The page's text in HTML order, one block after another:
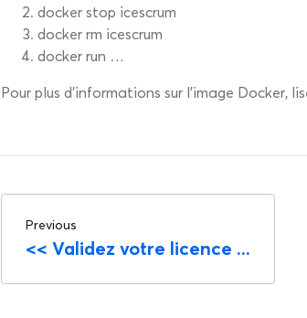
docker stop icescrum
docker rm icescrum
docker run …
Pour plus d’informations sur l’image Docker,
Previous
<< Validez votre licence ...